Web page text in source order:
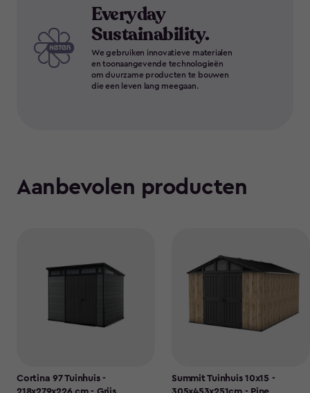
Everyday
Sustainability.
We gebruiken innovatieve materialen
en toonaangevende technologieën
om duurzame producten te bouwen
die een leven lang meegaan.
Aanbevolen producten
Cortina 97 Tuinhuis -
Summit Tuinhuis 10x15 -